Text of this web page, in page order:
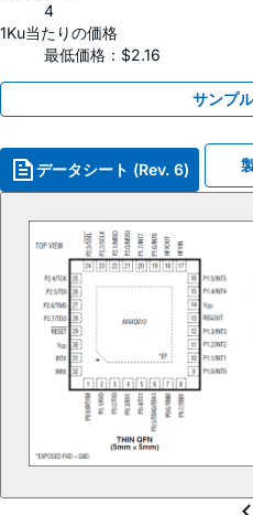
4
1Ku当たりの価格
最低価格：$2.16
サンプ
データシート (Rev. 6)